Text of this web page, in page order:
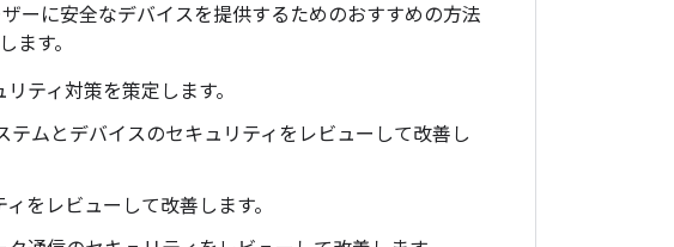
ーに安全なデバイスを提供するためのおすすめの方法
ます。
ティ対策を策定します。
テムとデバイスのセキュリティをレビューして改善し
をレビューして改善します。